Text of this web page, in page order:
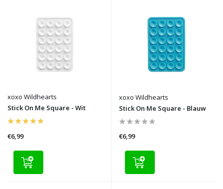
xoxo Wildhearts
Stick On Me Square - Wit
€6,99
xoxo Wildhearts
Stick On Me Square - Blauw
€6,99